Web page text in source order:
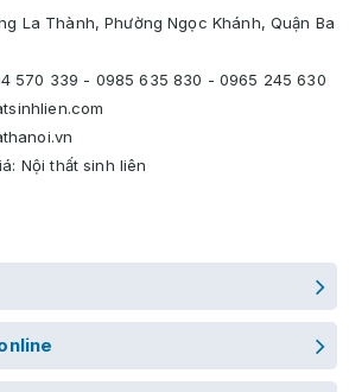
chênh lệch nhẹ do ánh sáng và góc
trước khi chốt đơn.
nơi(miễn phí nội thành).
0985 635 830-
La Thành, Phường Ngọc Khánh, Quận Ba
570 339 - 0985 635 830 - 0965 245 630
Nội thất sinh liên